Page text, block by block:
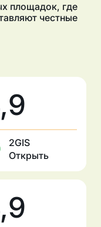
площадок, где
честные
2GIS
Открыть